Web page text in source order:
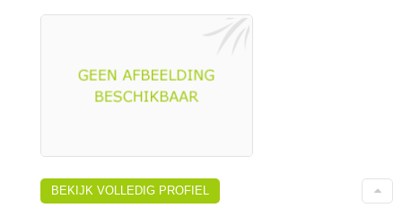
BEKIJK VOLLEDIG PROFIEL